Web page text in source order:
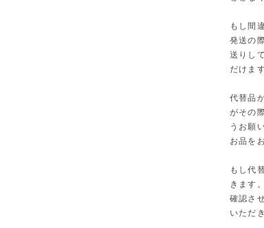
もし間
発送の
送りし
だけま
代替品
がその
うお願
お品を
もし代
きます
確認さ
いただ